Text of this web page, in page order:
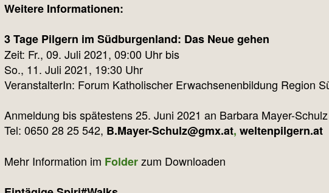
Weitere Informationen:
3 Tage Pilgern im Südburgenland: Das Neue gehen
Zeit: Fr., 09. Juli 2021, 09:00 Uhr bis
So., 11. Juli 2021, 19:30 Uhr
VeranstalterIn: Forum Katholischer Erwachsenenbildung Region
Anmeldung bis spätestens 25. Juni 2021 an Barbara Mayer-Schulz
Tel: 0650 28 25 542, B.Mayer-Schulz@gmx.at, weltenpilgern.at
Mehr Information im Folderzum Downloaden